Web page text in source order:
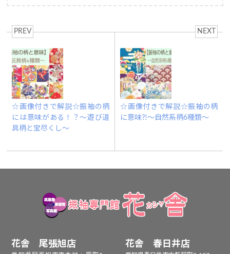
PREV
☆画像付きで解説☆振袖の柄
には意味がある！？～遊び道
具柄と宝尽くし～
NEXT
☆画像付きで解説☆振袖の柄
に意味⁈～自然系柄6種類～
花舎 尾張旭店 花舎 春日井店